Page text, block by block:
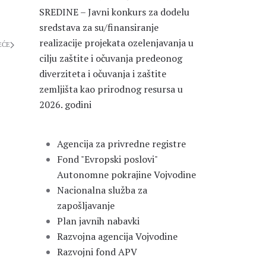
SREDINE – Javni konkurs za dodelu
sredstava za su/finansiranje
realizacije projekata ozelenjavanja u
cilju zaštite i očuvanja predeonog
diverziteta i očuvanja i zaštite
zemljišta kao prirodnog resursa u
2026. godini
Agencija za privredne registre
Fond "Evropski poslovi"
Autonomne pokrajine Vojvodine
Nacionalna služba za
zapošljavanje
Plan javnih nabavki
Razvojna agencija Vojvodine
Razvojni fond APV